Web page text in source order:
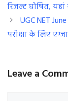
रिजल्ट घोषित,
UGC NET
परीक्षा के लिए
Leave a